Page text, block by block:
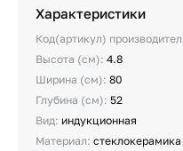
Характеристики
Код(артикул)
Высота (см): 4.8
Ширина (см): 80
Глубина (см): 52
Вид: индукционная
Материал: стеклокерамика